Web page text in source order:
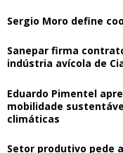
Sergio Moro define
Sanepar firma
indústria avícola de
Eduardo Pimentel
mobilidade
climáticas
Setor produtivo pede